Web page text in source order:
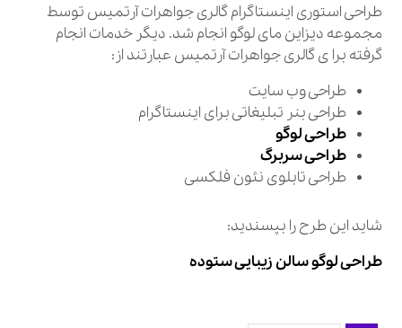
طراحی استوری اینستاگرام گالری جواهرات آرتمیس توسط
مجموعه دیزاین مای لوگو انجام شد. دیگر خدمات انجام
گرفته برا ی گالری جواهرات آرتمیس عبارتند از:
طراحی وب سایت
طراحی بنر تبلیغاتی برای اینستاگرام
طراحی لوگو
طراحی سربرگ
طراحی تابلوی نئون فلکسی
شاید این طرح را بپسندید:
طراحی لوگو سالن زیبایی ستوده